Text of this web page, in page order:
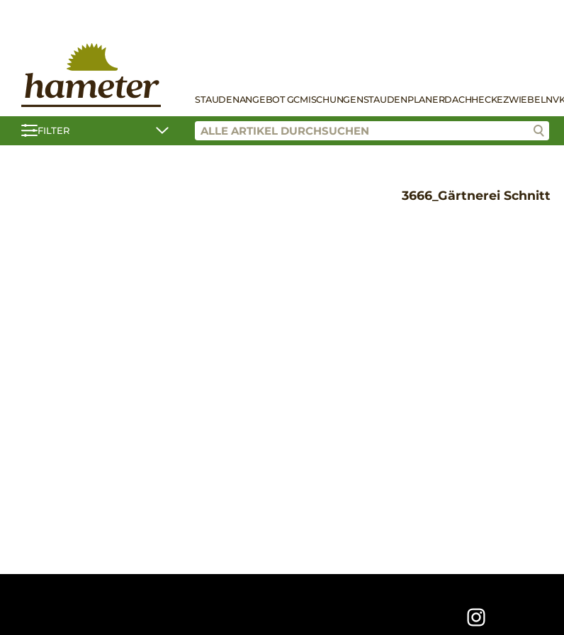
STAUDENANGEBOT GCMISCHUNGENSTAUDENPLANERDACHHECKEZWIEBELN
FILTER
3666_Gärtnerei Schnitt